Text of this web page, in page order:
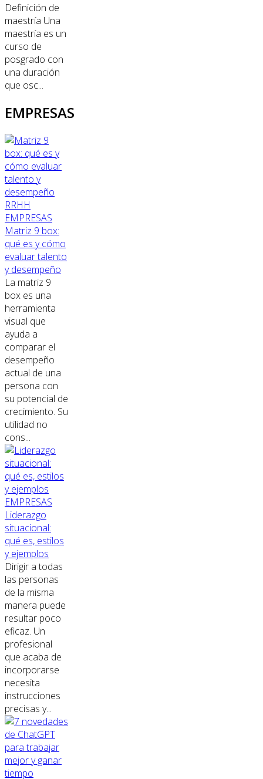
Definición de
maestría Una
maestría es un
curso de
posgrado con
una duración
que osc...
EMPRESAS
RRHH
EMPRESAS
Matriz 9 box:
qué es y cómo
evaluar talento
y desempeño
La matriz 9
box es una
herramienta
visual que
ayuda a
comparar el
desempeño
actual de una
persona con
su potencial de
crecimiento. Su
utilidad no
cons...
EMPRESAS
Liderazgo
situacional:
qué es, estilos
y ejemplos
Dirigir a todas
las personas
de la misma
manera puede
resultar poco
eficaz. Un
profesional
que acaba de
incorporarse
necesita
instrucciones
precisas y...